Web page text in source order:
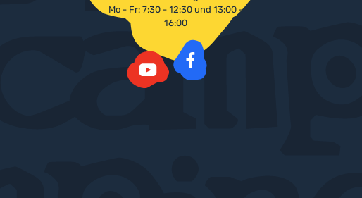
Mo - Fr: 7:30 - 12:30 und 13:00 -
16:00